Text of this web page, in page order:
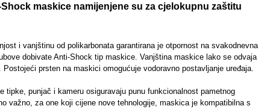
maskice namijenjene su za cjelokupnu zaštitu
i vanjštinu od polikarbonata garantirana je otpornost na svakodnevna
dobivate Anti-Shock tip maskice. Vanjština maskice lako se odvaja
prsten na maskici omogućuje vodoravno postavljanje uređaja.
tipke, punjač i kameru osiguravaju punu funkcionalnost pametnog
važno, za one koji cijene nove tehnologije, maskica je kompatibilna s